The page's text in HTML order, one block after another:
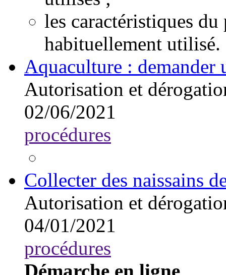
les caractéristiques
habituellement utilisé.
Aquaculture : demander
Autorisation et
02/06/2021
procédures
Collecter des naissains
Autorisation et
04/01/2021
procédures